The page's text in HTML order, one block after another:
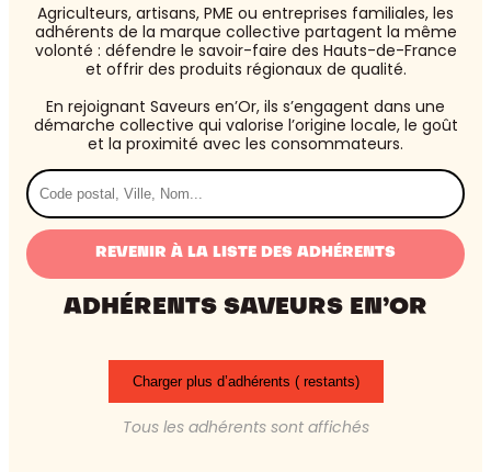
Agriculteurs, artisans, PME ou entreprises familiales, les
adhérents de la marque collective partagent la même
volonté : défendre le savoir-faire des Hauts-de-France
et offrir des produits régionaux de qualité.
En rejoignant Saveurs en’Or, ils s’engagent dans une
démarche collective qui valorise l’origine locale, le goût
et la proximité avec les consommateurs.
Rechercher
par
lieu
REVENIR À LA LISTE DES ADHÉRENTS
ADHÉRENTS SAVEURS EN’OR
Charger plus d’adhérents (restants)
Tous les adhérents sont affichés